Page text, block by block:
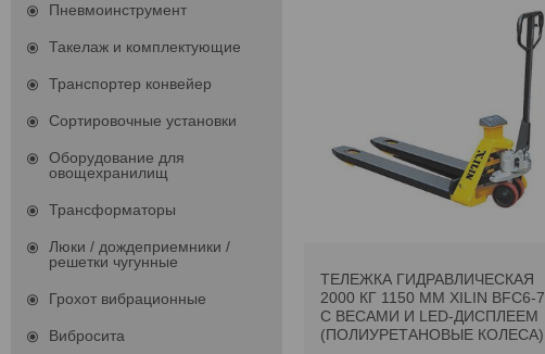
ТЕЛЕЖКА ГИДРАВЛИЧЕСКАЯ
2000 КГ 1150 ММ XILIN BFC6-7
С ВЕСАМИ И LED-ДИСПЛЕЕМ
(ПОЛИУРЕТАНОВЫЕ КОЛЕСА)
Пневмоинструмент
Такелаж и комплектующие
Транспортер конвейер
Сортировочные установки
Оборудование для
овощехранилищ
Трансформаторы
Люки / дождеприемники /
решетки чугунные
Грохот вибрационные
Вибросита